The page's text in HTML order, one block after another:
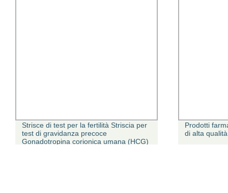
Strisce di test per la fertilità Striscia per
test di gravidanza precoce
Gonadotropina corionica umana (HCG)
Prodotti
di alta